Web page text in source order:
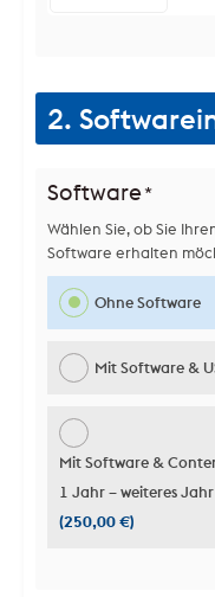
2.
Software*
Wählen Sie, ob Sie
Software erhalten
Ohne Software
Mit Software &
Mit Software &
1 Jahr – weiteres
(250,00 €)